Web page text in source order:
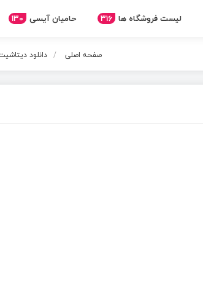
لیست فروشگاه ها 316 حامیان آیسی 130
صفحه اصلی دانلود